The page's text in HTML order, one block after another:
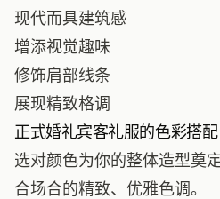
现代而具建筑感
增添视觉趣味
修饰肩部线条
展现精致格调
正式婚礼宾客礼服的色彩搭配
选对颜色为你的整体造型奠
合场合的精致、优雅色调。